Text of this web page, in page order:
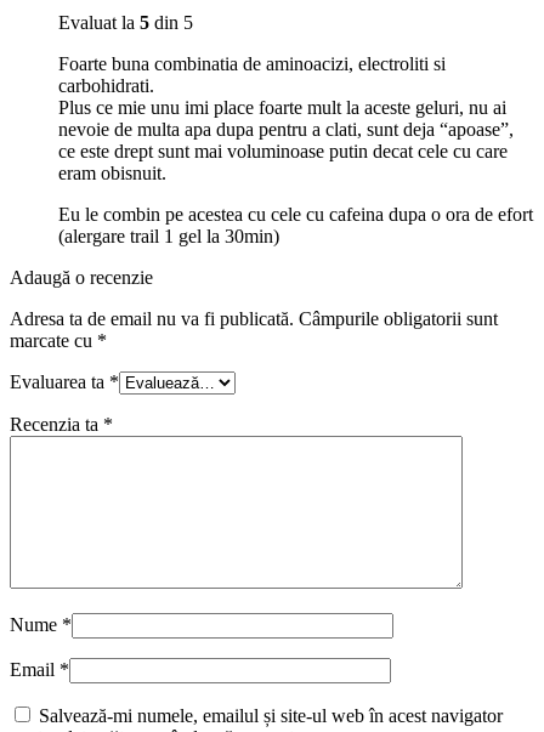
Evaluat la 5 din 5
Foarte buna combinatia de aminoacizi, electroliti si
carbohidrati.
Plus ce mie unu imi place foarte mult la aceste geluri, nu ai
nevoie de multa apa dupa pentru a clati, sunt deja “apoase”,
ce este drept sunt mai voluminoase putin decat cele cu care
eram obisnuit.
Eu le combin pe acestea cu cele cu cafeina dupa o ora de efort
(alergare trail 1 gel la 30min)
Adaugă o recenzie
Adresa ta de email nu va fi publicată. Câmpurile obligatorii sunt
marcate cu *
Evaluarea ta *
Recenzia ta *
Nume *
Email *
Salvează-mi numele, emailul și site-ul web în acest navigator